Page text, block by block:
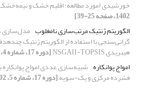
خورشیدی (مورد مطالعه: اقلیم خشک و
1402، صفحه 25-39]
الگوریتم ژنتیک مرتب‌سازی نامغلوب مدل‌سازی
هیبریدی NSGAII-TOPSIS
[دوره 17، شماره 4، 1402، صفحه 57-80]
امواج پوانکاره شبیه‌سازی عددی امواج
فشرده مرکزی و یک-سویه[دوره 17، شماره 5، 1402، صفحه 47-67]